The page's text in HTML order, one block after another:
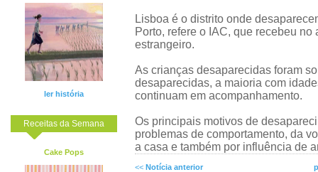
ler história
Receitas da Semana
Cake Pops
Lisboa é o distrito onde
Porto, refere o IAC, que recebeu
estrangeiro.
As crianças desaparecidas foram
desaparecidas, a maioria com
continuam em acompanhamento.
Os principais motivos de
problemas de comportamento, da
a casa e também por influência de
<< Notícia anterior